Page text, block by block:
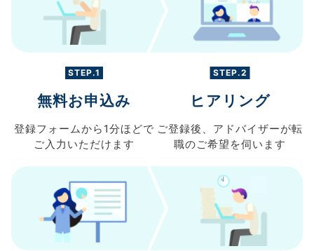
STEP.1
無料お申込み
登録フォームから 1分ほどで
ご入力 いただけます
STEP.2
ヒアリング
ご登録後、 アドバイザーが転
職のご希望を伺います